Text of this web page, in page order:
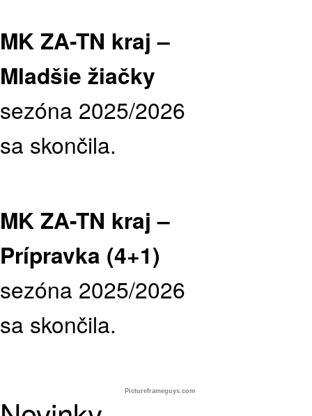
MK ZA-TN kraj –
Mladšie žiačky
sezóna 2025/2026
sa skončila.
MK ZA-TN kraj –
Prípravka (4+1)
sezóna 2025/2026
sa skončila.
Pictureframeguys.com